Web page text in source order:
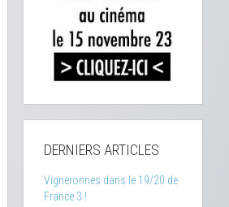
DERNIERS ARTICLES
Vigneronnes dans le 19/20 de
France 3 !